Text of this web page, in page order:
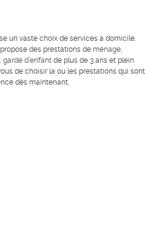
un vaste choix de services à domicile.
des prestations de ménage,
, garde d’enfant de plus de 3 ans et plein
de choisir la ou les prestations qui sont
dès maintenant.